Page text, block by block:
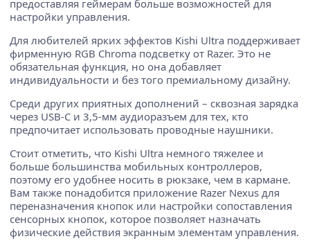
предоставляя геймерам больше возможностей для
настройки управления.
Для любителей ярких эффектов Kishi Ultra поддерживает
фирменную RGB Chroma подсветку от Razer. Это не
обязательная функция, но она добавляет
индивидуальности и без того премиальному дизайну.
Среди других приятных дополнений – сквозная зарядка
через USB-C и 3,5-мм аудиоразъем для тех, кто
предпочитает использовать проводные наушники.
Стоит отметить, что Kishi Ultra немного тяжелее и
больше большинства мобильных контроллеров,
поэтому его удобнее носить в рюкзаке, чем в кармане.
Вам также понадобится приложение Razer Nexus для
переназначения кнопок или настройки сопоставления
сенсорных кнопок, которое позволяет назначать
физические действия экранным элементам управления.